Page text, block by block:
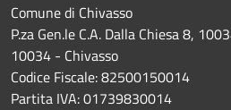
Comune di Chivasso
P.za Gen.le C.A. Dalla Chiesa 8,
10034 - Chivasso
Codice Fiscale: 82500150014
Partita IVA: 01739830014